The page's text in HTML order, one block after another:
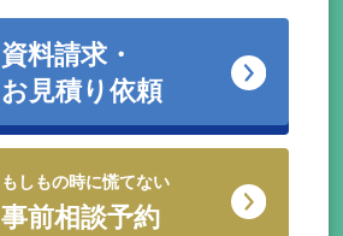
資料請求・
お見積り依頼
もしもの時に慌てない
事前相談予約